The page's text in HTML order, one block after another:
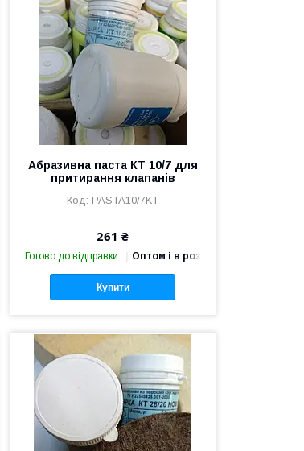
Абразивна паста КТ 10/7 для
притирання клапанів
PASTA10/7KT
261 ₴
Готово до відправки Оптом і в роздріб
Купити